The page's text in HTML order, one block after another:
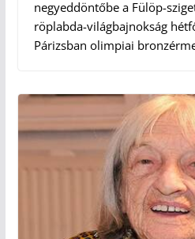
negyeddöntőbe a Fülöp-
röplabda-világbajnokság
Párizsban olimpiai